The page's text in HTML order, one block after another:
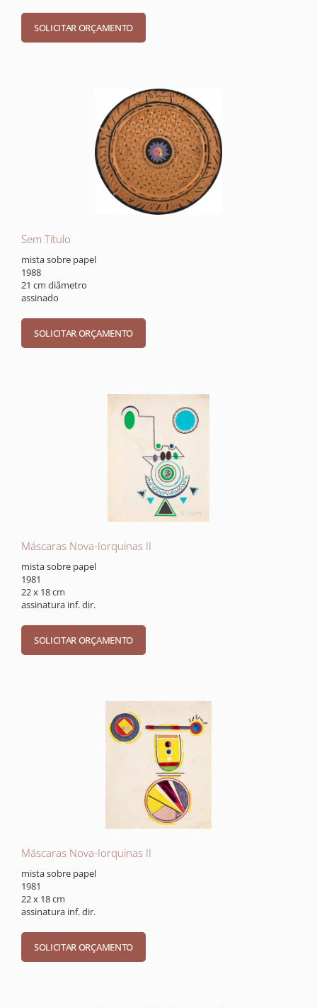
Sem Título
mista sobre papel
1988
21 cm diâmetro
assinado
Máscaras Nova-Iorquinas II
mista sobre papel
1981
22 x 18 cm
assinatura inf. dir.
Máscaras Nova-Iorquinas II
mista sobre papel
1981
22 x 18 cm
assinatura inf. dir.